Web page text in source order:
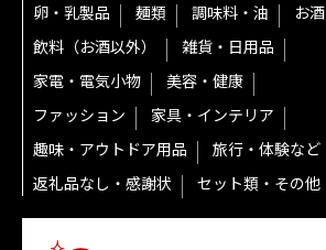
卵・乳製品
麺類 調味料・油
お酒
飲料（お酒以外）
雑貨・日用品
家電・電気小物
美容・健康
ファッション
家具・インテリア
趣味・アウトドア用品
旅行・体験など
返礼品なし・感謝状
セット類・その他